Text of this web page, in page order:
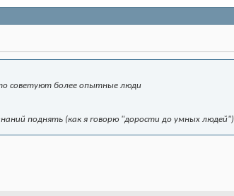
советуют более опытные люди
поднять (как я говорю "дорости до умных людей")